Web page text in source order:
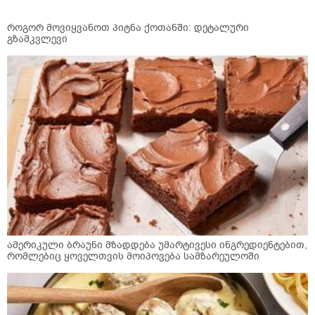
როგორ მოვიყვანოთ პიტნა ქოთანში: დეტალური
გზამკვლევი
ამერიკული ბრაუნი მზადდება უმარტივესი ინგრედიენტებით,
რომლებიც ყოველთვის მოიპოვება სამზარეულოში